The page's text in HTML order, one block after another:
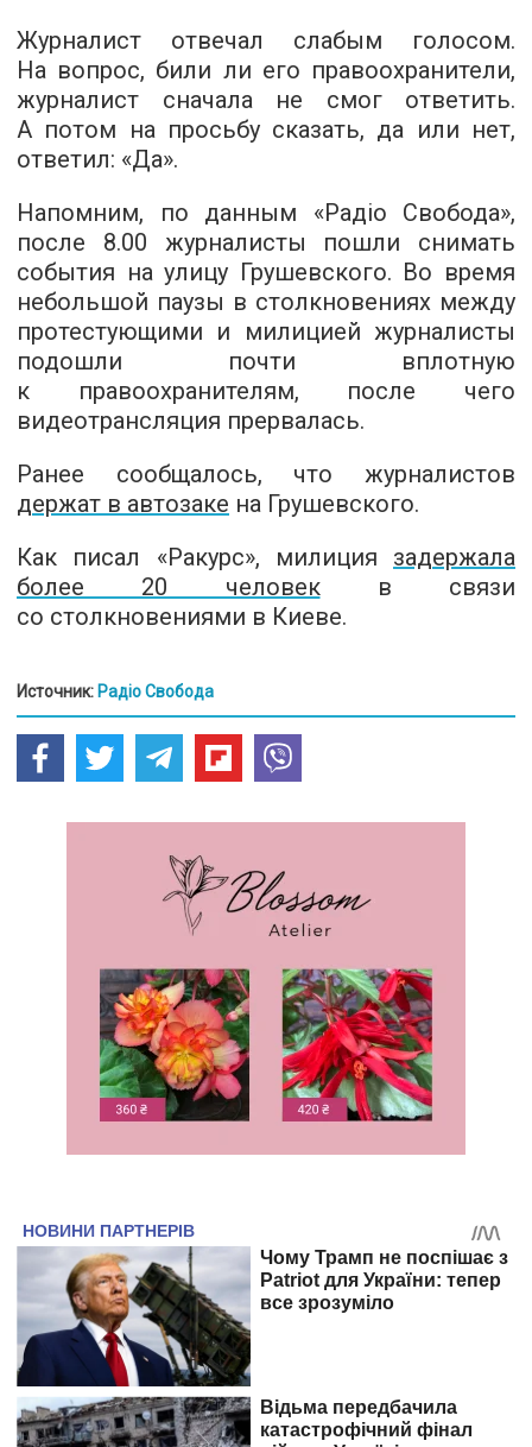
Журналист отвечал слабым голосом.
На вопрос, били ли его правоохранители,
журналист сначала не смог ответить.
А потом на просьбу сказать, да или нет,
ответил: «Да».
Напомним, по данным «Радіо Свобода»,
после 8.00 журналисты пошли снимать
события на улицу Грушевского. Во время
небольшой паузы в столкновениях между
протестующими и милицией журналисты
подошли почти вплотную
к правоохранителям, после чего
видеотрансляция прервалась.
Ранее сообщалось, что журналистов
держат в автозаке на Грушевского.
Как писал «Ракурс», милиция задержала
более 20 человекв связи
со столкновениями в Киеве.
Источник: Радіо Свобода